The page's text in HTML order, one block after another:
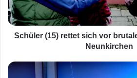
r
(
1
e
Schüler (15) rettet sich vor
Neunkirchen
V